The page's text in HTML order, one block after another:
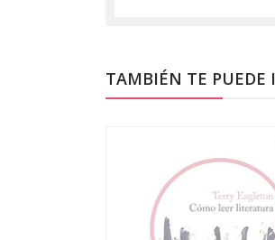
TAMBIÉN TE PUEDE